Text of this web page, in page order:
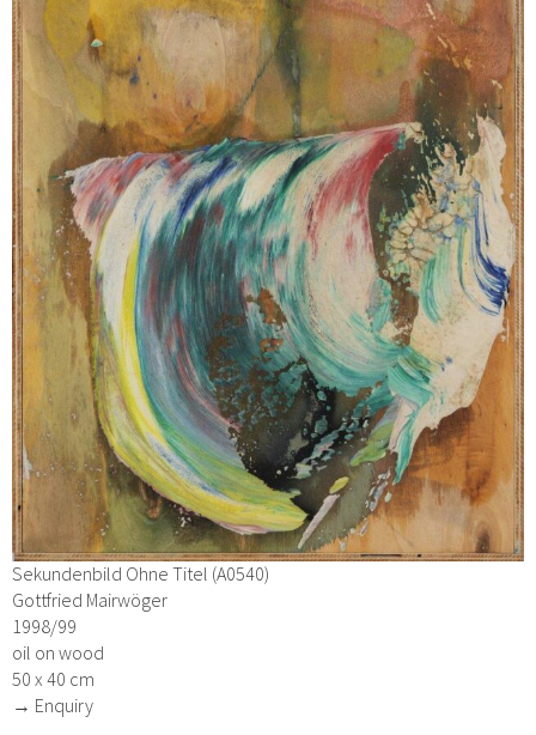
Sekundenbild Ohne Titel (A0540)
Gottfried Mairwöger
1998/99
oil on wood
50 x 40 cm
→ Enquiry